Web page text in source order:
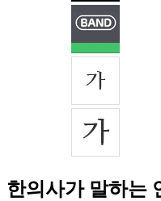
한의사가 말하는